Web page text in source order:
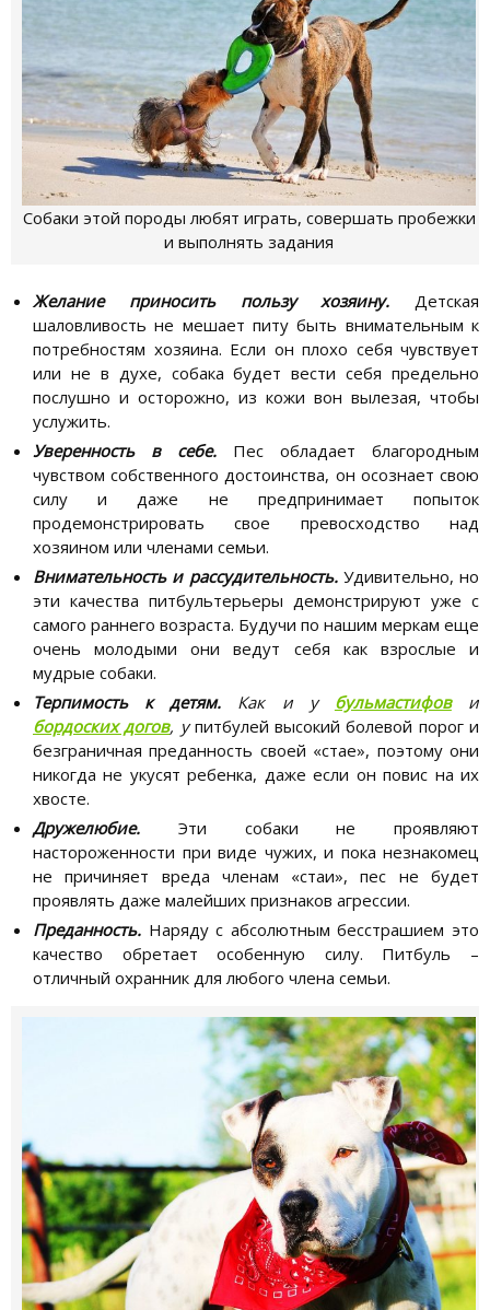
Собаки этой породы любят играть, совершать пробежки
и выполнять задания
Желание приносить пользу хозяину.
Детская
шаловливость не мешает питу быть внимательным к
потребностям хозяина. Если он плохо себя чувствует
или не в духе, собака будет вести себя предельно
послушно и осторожно, из кожи вон вылезая, чтобы
услужить.
Уверенность в себе.
Пес обладает благородным
чувством собственного достоинства, он осознает свою
силу и даже не предпринимает попыток
продемонстрировать свое превосходство над
хозяином или членами семьи.
Внимательность и рассудительность. Удивительно, но
эти качества питбультерьеры демонстрируют уже с
самого раннего возраста. Будучи по нашим меркам еще
очень молодыми они ведут себя как взрослые и
мудрые собаки.
Терпимость к детям. Как и у бульмастифови
бордоских догов, упитбулей высокий болевой порог и
безграничная преданность своей «стае», поэтому они
никогда не укусят ребенка, даже если он повис на их
хвосте.
Дружелюбие.
Эти собаки не проявляют
настороженности при виде чужих, и пока незнакомец
не причиняет вреда членам «стаи», пес не будет
проявлять даже малейших признаков агрессии.
Преданность. Наряду с абсолютным бесстрашием это
качество обретает особенную силу. Питбуль –
отличный охранник для любого члена семьи.